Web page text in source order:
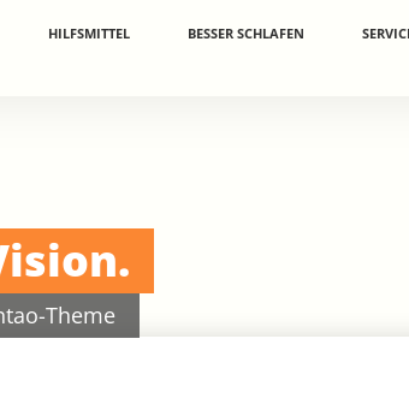
HILFSMITTEL BESSER SCHLAFEN
Theme